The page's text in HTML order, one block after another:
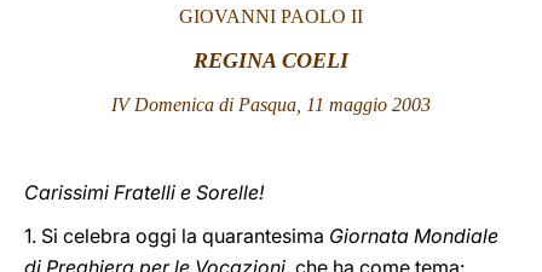
LATINE
GIOVANNI PAOLO II
REGINA COELI
IV Domenica di Pasqua, 11 maggio 2003
Carissimi Fratelli e Sorelle!
1. Si celebra oggi la quarantesima Giornata Mondiale
di Preghiera per le Vocazioni, che ha come tema: